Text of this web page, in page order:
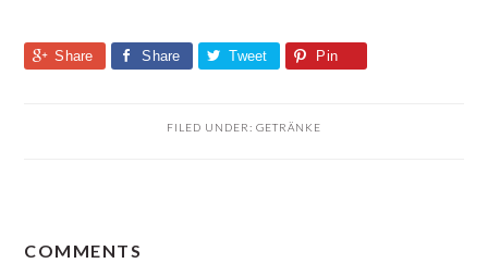
Share Share Tweet Pin
FILED UNDER: GETRÄNKE
COMMENTS